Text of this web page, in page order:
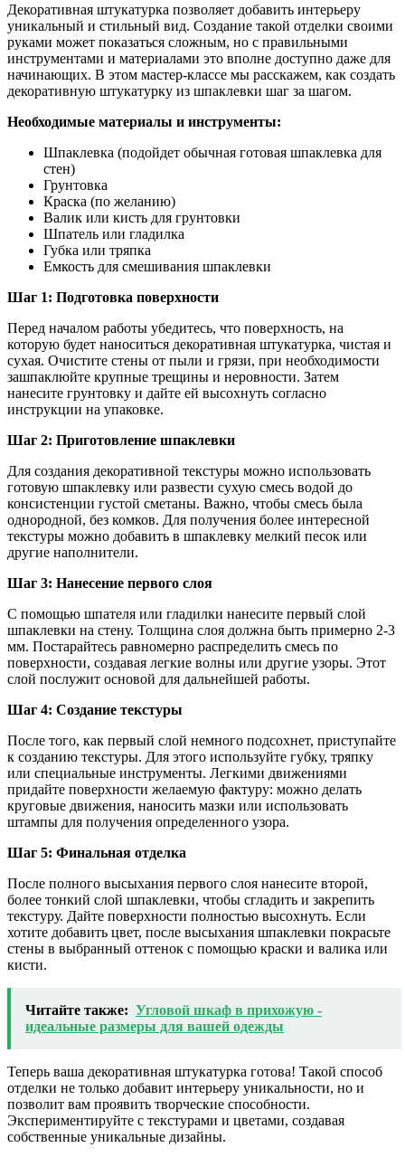
Декоративная штукатурка позволяет добавить интерьеру
уникальный и стильный вид. Создание такой отделки своими
руками может показаться сложным, но с правильными
инструментами и материалами это вполне доступно даже для
начинающих. В этом мастер-классе мы расскажем, как создать
декоративную штукатурку из шпаклевки шаг за шагом.
Необходимые материалы и инструменты:
Шпаклевка (подойдет обычная готовая шпаклевка для
стен)
Грунтовка
Краска (по желанию)
Валик или кисть для грунтовки
Шпатель или гладилка
Губка или тряпка
Емкость для смешивания шпаклевки
Шаг 1: Подготовка поверхности
Перед началом работы убедитесь, что поверхность, на
которую будет наноситься декоративная штукатурка, чистая и
сухая. Очистите стены от пыли и грязи, при необходимости
зашпаклюйте крупные трещины и неровности. Затем
нанесите грунтовку и дайте ей высохнуть согласно
инструкции на упаковке.
Шаг 2: Приготовление шпаклевки
Для создания декоративной текстуры можно использовать
готовую шпаклевку или развести сухую смесь водой до
консистенции густой сметаны. Важно, чтобы смесь была
однородной, без комков. Для получения более интересной
текстуры можно добавить в шпаклевку мелкий песок или
другие наполнители.
Шаг 3: Нанесение первого слоя
С помощью шпателя или гладилки нанесите первый слой
шпаклевки на стену. Толщина слоя должна быть примерно 2-3
мм. Постарайтесь равномерно распределить смесь по
поверхности, создавая легкие волны или другие узоры. Этот
слой послужит основой для дальнейшей работы.
Шаг 4: Создание текстуры
После того, как первый слой немного подсохнет, приступайте
к созданию текстуры. Для этого используйте губку, тряпку
или специальные инструменты. Легкими движениями
придайте поверхности желаемую фактуру: можно делать
круговые движения, наносить мазки или использовать
штампы для получения определенного узора.
Шаг 5: Финальная отделка
После полного высыхания первого слоя нанесите второй,
более тонкий слой шпаклевки, чтобы сгладить и закрепить
текстуру. Дайте поверхности полностью высохнуть. Если
хотите добавить цвет, после высыхания шпаклевки покрасьте
стены в выбранный оттенок с помощью краски и валика или
кисти.
Читайте также: Угловой шкаф в прихожую -
идеальные размеры для вашей одежды
Теперь ваша декоративная штукатурка готова! Такой способ
отделки не только добавит интерьеру уникальности, но и
позволит вам проявить творческие способности.
Экспериментируйте с текстурами и цветами, создавая
собственные уникальные дизайны.